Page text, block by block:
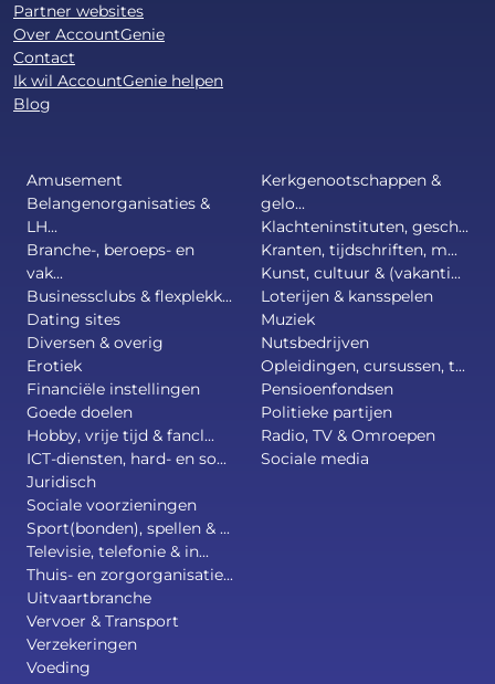
Partner websites
Over AccountGenie
Contact
Ik wil AccountGenie helpen
Blog
Amusement
Belangenorganisaties &
LH...
Branche-, beroeps- en
vak...
Businessclubs & flexplekk...
Dating sites
Diversen & overig
Erotiek
Financiële instellingen
Goede doelen
Hobby, vrije tijd & fancl...
ICT-diensten, hard- en so...
Juridisch
Kerkgenootschappen &
gelo...
Klachteninstituten, gesch...
Kranten, tijdschriften, m...
Kunst, cultuur & (vakanti...
Loterijen & kansspelen
Muziek
Nutsbedrijven
Opleidingen, cursussen, t...
Pensioenfondsen
Politieke partijen
Radio, TV & Omroepen
Sociale media
Sociale voorzieningen
Sport(bonden), spellen & ...
Televisie, telefonie & in...
Thuis- en zorgorganisatie...
Uitvaartbranche
Vervoer & Transport
Verzekeringen
Voeding